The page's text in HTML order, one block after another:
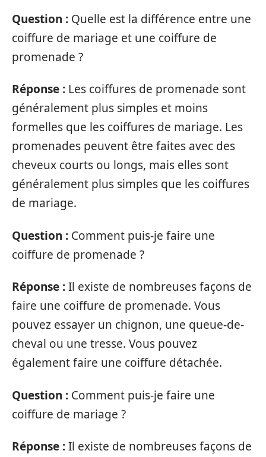
Question : Quelle est la différence entre une
coiffure de mariage et une coiffure de
promenade ?
Réponse : Les coiffures de promenade sont
généralement plus simples et moins
formelles que les coiffures de mariage. Les
promenades peuvent être faites avec des
cheveux courts ou longs, mais elles sont
généralement plus simples que les coiffures
de mariage.
Question : Comment puis-je faire une
coiffure de promenade ?
Réponse :Il existe de nombreuses façons de
faire une coiffure de promenade. Vous
pouvez essayer un chignon, une queue-de-
cheval ou une tresse. Vous pouvez
également faire une coiffure détachée.
Question : Comment puis-je faire une
coiffure de mariage ?
Réponse :Il existe de nombreuses façons de